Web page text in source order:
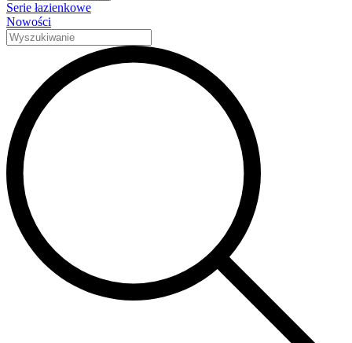
Serie łazienkowe
Nowości